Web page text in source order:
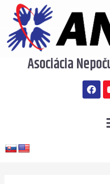
Preskočiť
obsah
Asociácia
a
c
e